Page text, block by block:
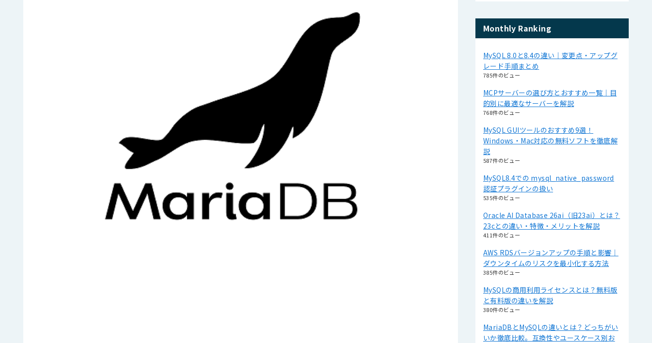
Monthly Ranking
MySQL 8.0と8.4の違い｜変更点・アップグ
レード手順まとめ
785件のビュー
MCPサーバーの選び方とおすすめ一覧｜目
的別に最適なサーバーを解説
768件のビュー
MySQL GUIツールのおすすめ9選！
Windows・Mac対応の無料ソフトを徹底解
説
587件のビュー
MySQL8.4での mysql_native_password
認証プラグインの扱い
535件のビュー
Oracle AI Database 26ai（旧23ai）とは？
23cとの違い・特徴・メリットを解説
411件のビュー
AWS RDSバージョンアップの手順と影響｜
ダウンタイムのリスクを最小化する方法
385件のビュー
MySQLの商用利用ライセンスとは？無料版
と有料版の違いを解説
380件のビュー
MariaDBとMySQLの違いとは？どっちがい
いか徹底比較。互換性やユースケース別お